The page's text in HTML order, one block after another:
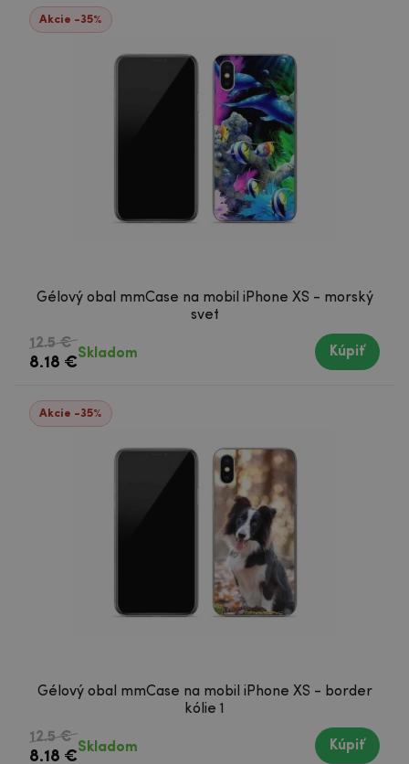
Akcie -35%
Gélový obal mmCase na mobil iPhone XS - morský
svet
12.5 €
8.18 €
Skladom Kúpiť
Akcie -35%
Gélový obal mmCase na mobil iPhone XS - border
kólie 1
12.5 €
8.18 €
Skladom Kúpiť